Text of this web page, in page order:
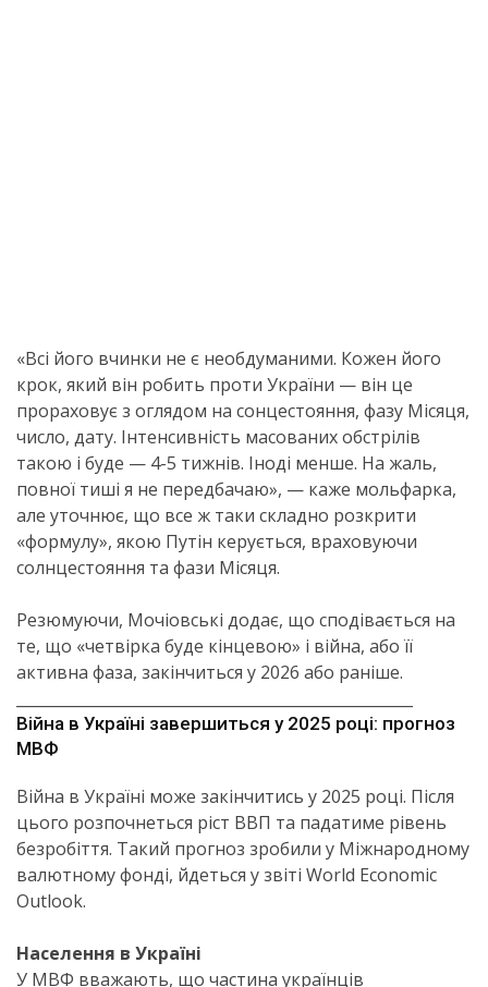
«Всі його вчинки не є необдуманими. Кожен його
крок, який він робить проти України — він це
прораховує з оглядом на сонцестояння, фазу Місяця,
число, дату. Інтенсивність масованих обстрілів
такою і буде — 4-5 тижнів. Іноді менше. На жаль,
повної тиші я не передбачаю», — каже мольфарка,
але уточнює, що все ж таки складно розкрити
«формулу», якою Путін керується, враховуючи
солнцестояння та фази Місяця.
Резюмуючи, Мочіовські додає, що сподівається на
те, що «четвірка буде кінцевою» і війна, або її
активна фаза, закінчиться у 2026 або раніше.
Війна в Україні завершиться у 2025 році: прогноз
МВФ
Війна в Україні може закінчитись у 2025 році. Після
цього розпочнеться ріст ВВП та падатиме рівень
безробіття. Такий прогноз зробили у Міжнародному
валютному фонді, йдеться у звіті World Economic
Outlook.
Населення в Україні
У МВФ вважають, що частина українців